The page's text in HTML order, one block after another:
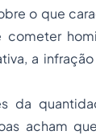
o que
a
da
acham